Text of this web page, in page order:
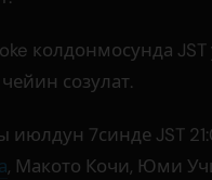
колдонмосунда
созулат.
июлдун 7синде JST
, Макото Кочи, Юми